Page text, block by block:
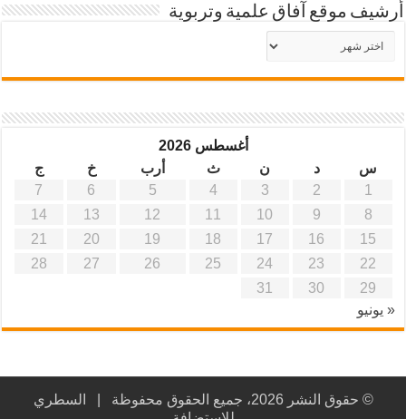
أرشيف موقع آفاق علمية وتربوية
أرشيف
موقع
آفاق
أغسطس 2026
س
د ن ث أرب خ
ج
1
2
3
4
5
6
7
8
9
10
11
12
13
14
15
16
17
18
19
20
21
22
23
24
25
26
27
28
29
30
31
« يونيو
© حقوق النشر 2026، جميع الحقوق محفوظة |
السطري